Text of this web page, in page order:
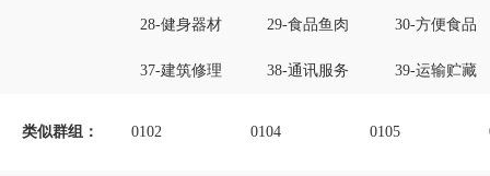
28-健身器材 29-食品鱼肉 30-方便食品
37-建筑修理 38-通讯服务 39-运输贮藏
类似群组： 0102 0104 0105